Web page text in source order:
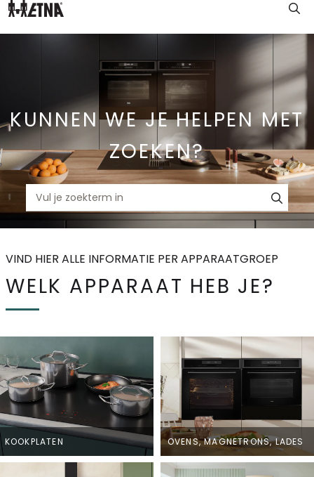
Skip
KUNNEN WE JE HELPEN MET
ZOEKEN?
VIND HIER ALLE INFORMATIE PER APPARAATGROEP
WELK APPARAAT HEB JE?
KOOKPLATEN OVENS, MAGNETRONS, LADES